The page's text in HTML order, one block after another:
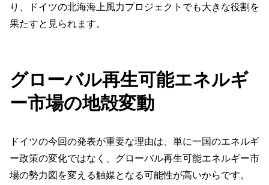
り、ドイツの北海海上風力プロジェクトでも大きな役割を
果たすと見られます。
グローバル再生可能エネルギ
ー市場の地殻変動
ドイツの今回の発表が重要な理由は、単に一国のエネルギ
ー政策の変化ではなく、グローバル再生可能エネルギー市
場の勢力図を変える触媒となる可能性が高いからです。